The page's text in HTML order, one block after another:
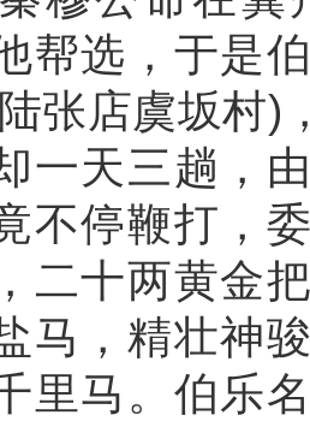
帮选，于是
张店虞坂村)
一天三趟，
不停鞭打，
二十两黄金
马，精壮神
里马。伯乐